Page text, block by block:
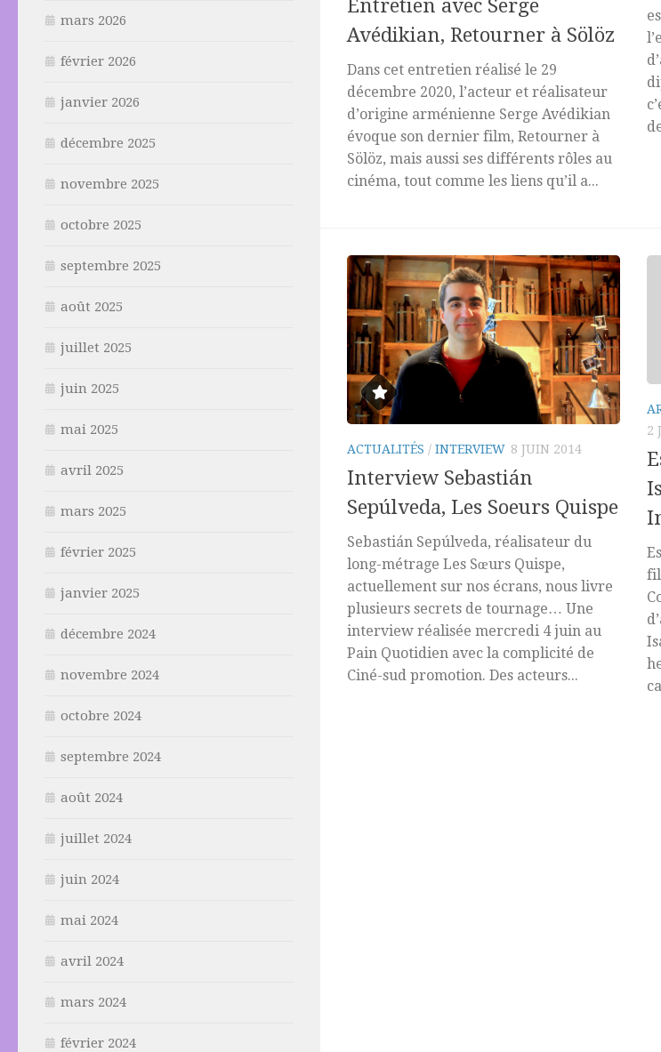
Entretien avec Serge
Avédikian, Retourner à Sölöz
Dans cet entretien réalisé le 29
décembre 2020, l’acteur et réalisateur
d’origine arménienne Serge Avédikian
évoque son dernier film, Retourner à
Sölöz, mais aussi ses différents rôles au
cinéma, tout comme les liens qu’il a...
ACTUALITÉS / INTERVIEW 8 JUIN 2014
Interview Sebastián
Sepúlveda, Les Soeurs Quispe
Sebastián Sepúlveda, réalisateur du
long-métrage Les Sœurs Quispe,
actuellement sur nos écrans, nous livre
plusieurs secrets de tournage… Une
interview réalisée mercredi 4 juin au
Pain Quotidien avec la complicité de
Ciné-sud promotion. Des acteurs...
2
mars 2026
février 2026
janvier 2026
décembre 2025
novembre 2025
octobre 2025
septembre 2025
août 2025
juillet 2025
juin 2025
mai 2025
avril 2025
mars 2025
février 2025
janvier 2025
décembre 2024
novembre 2024
octobre 2024
septembre 2024
août 2024
juillet 2024
juin 2024
mai 2024
avril 2024
mars 2024
février 2024